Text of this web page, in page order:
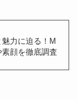
力に迫る！M
顔を徹底調査